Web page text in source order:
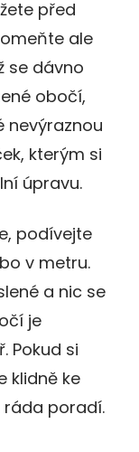
před
ale
se dávno
obočí,
nevýraznou
kterým si
úpravu.
podívejte
v metru.
a nic se
je
Pokud si
klidně ke
poradí.